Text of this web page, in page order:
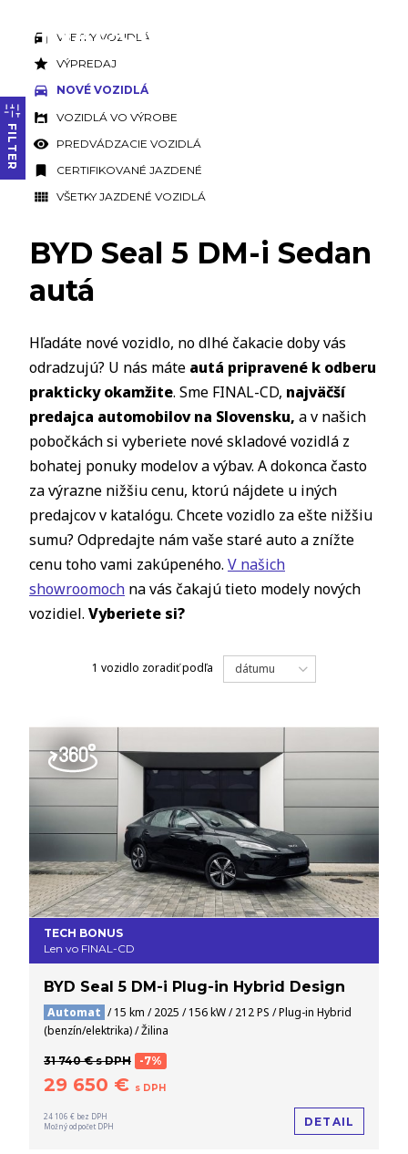
FILTER
VŠETKY VOZIDLÁ
VÝPREDAJ
NOVÉ VOZIDLÁ
VOZIDLÁ VO VÝROBE
PREDVÁDZACIE VOZIDLÁ
CERTIFIKOVANÉ JAZDENÉ
VŠETKY JAZDENÉ VOZIDLÁ
BYD Seal 5 DM-i Sedan
autá
Hľadáte nové vozidlo, no dlhé čakacie doby vás
odradzujú? U nás máte autá pripravené k odberu
prakticky okamžite. Sme FINAL-CD, najväčší
predajca automobilov na Slovensku, a v našich
pobočkách si vyberiete nové skladové vozidlá z
bohatej ponuky modelov a výbav. A dokonca často
za výrazne nižšiu cenu, ktorú nájdete u iných
predajcov v katalógu. Chcete vozidlo za ešte nižšiu
sumu? Odpredajte nám vaše staré auto a znížte
cenu toho vami zakúpeného. V našich
showroomoch na vás čakajú tieto modely nových
vozidiel. Vyberiete si?
1 vozidlo zoradiť podľa dátumu
TECH BONUS
Len vo FINAL-CD
BYD Seal 5 DM-i Plug-in Hybrid Design
Automat / 15 km / 2025 / 156 kW / 212 PS / Plug-in Hybrid
(benzín/elektrika) / Žilina
31 740 € s DPH -7%
29 650 € s DPH
24 106 € bez DPH
Možný odpočet DPH
DETAIL